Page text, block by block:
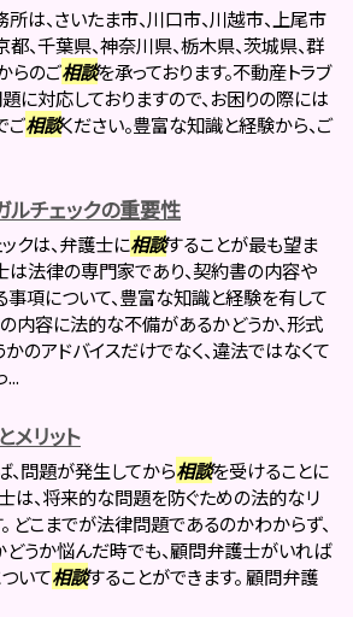
は、さいたま市、川口市、川越市、上尾市
都、千葉県、神奈川県、栃木県、茨城県、群
らのご相談を承っております。不動産トラブ
に対応しておりますので、お困りの際には
ご相談ください。豊富な知識と経験から、ご
チェックの重要性
クは、弁護士に相談することが最も望ま
は法律の専門家であり、契約書の内容や
項について、豊富な知識と経験を有して
の内容に法的な不備があるかどうか、形式
のアドバイスだけでなく、違法ではなくて
リット
問題が発生してから相談を受けることに
は、将来的な問題を防ぐための法的なリ
どこまでが法律問題であるのかわからず、
どうか悩んだ時でも、顧問弁護士がいれば
いて相談することができます。 顧問弁護